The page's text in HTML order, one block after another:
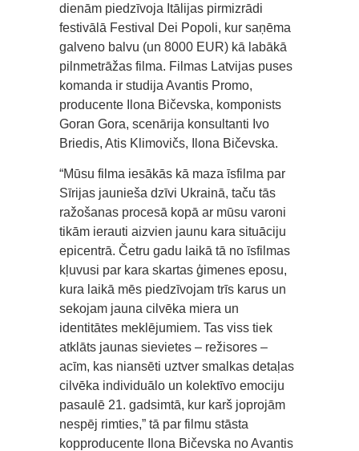
dienām piedzīvoja Itālijas pirmizrādi
festivālā Festival Dei Popoli, kur saņēma
galveno balvu (un 8000 EUR) kā labākā
pilnmetrāžas filma. Filmas Latvijas puses
komanda ir studija Avantis Promo,
producente Ilona Bičevska, komponists
Goran Gora, scenārija konsultanti Ivo
Briedis, Atis Klimovičs, Ilona Bičevska.
“Mūsu filma iesākās kā maza īsfilma par
Sīrijas jaunieša dzīvi Ukrainā, taču tās
ražošanas procesā kopā ar mūsu varoni
tikām ierauti aizvien jaunu kara situāciju
epicentrā. Četru gadu laikā tā no īsfilmas
kļuvusi par kara skartas ģimenes eposu,
kura laikā mēs piedzīvojam trīs karus un
sekojam jauna cilvēka miera un
identitātes meklējumiem. Tas viss tiek
atklāts jaunas sievietes – režisores –
acīm, kas niansēti uztver smalkas detaļas
cilvēka individuālo un kolektīvo emociju
pasaulē 21. gadsimtā, kur karš joprojām
nespēj rimties,” tā par filmu stāsta
kopproducente Ilona Bičevska no Avantis